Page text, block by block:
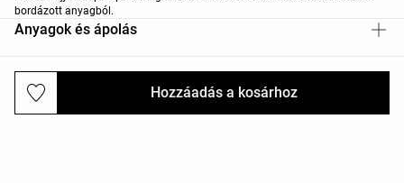
Hozzáadás a kosárhoz
bordázott anyagból.
Anyagok és ápolás
Kiszállítás és visszaküldés